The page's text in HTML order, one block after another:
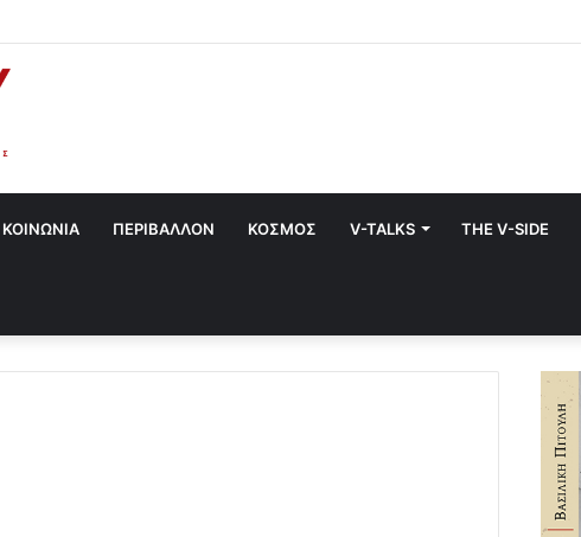
ΚΟΙΝΩΝΙΑ ΠΕΡΙΒΑΛΛΟΝ ΚΟΣΜΟΣ V-TALKS THE V-SIDE